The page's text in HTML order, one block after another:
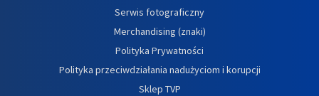
Serwis fotograficzny
Merchandising (znaki)
Polityka Prywatności
Polityka przeciwdziałania nadużyciom i korupcji
Sklep TVP